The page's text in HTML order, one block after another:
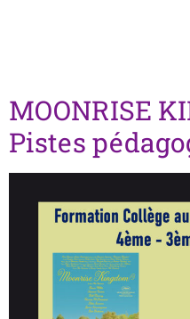
MOONRISE
Pistes